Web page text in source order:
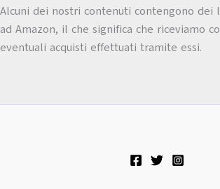
Alcuni dei nostri contenuti contengono dei
ad Amazon, il che significa che riceviamo
eventuali acquisti effettuati tramite essi.